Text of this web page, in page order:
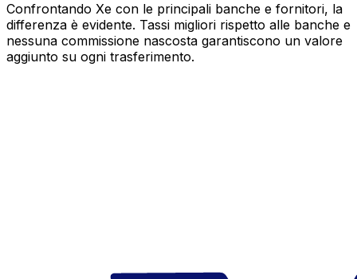
Confrontando Xe con le principali banche e fornitori, la
differenza è evidente. Tassi migliori rispetto alle banche e
nessuna commissione nascosta garantiscono un valore
aggiunto su ogni trasferimento.